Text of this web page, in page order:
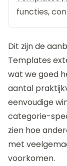
functies,
Dit zijn de
Templates
wat we goed
aantal
eenvoudige
categorie-
zien hoe
met
voorkomen.